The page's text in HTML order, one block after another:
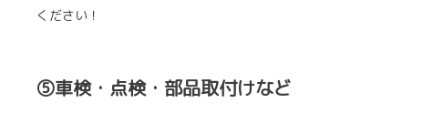
ください！
⑤車検・点検・部品取付けなど